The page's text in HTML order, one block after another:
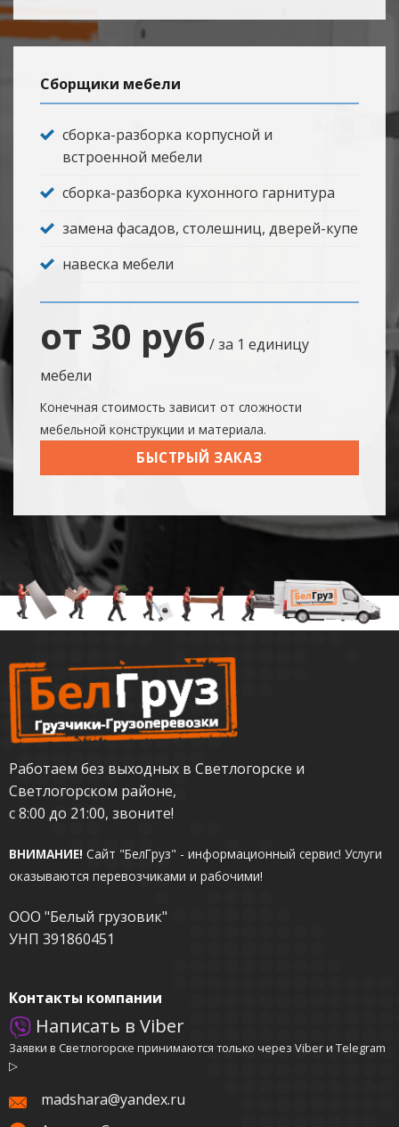
Сборщики мебели
сборка-разборка корпусной и
встроенной мебели
сборка-разборка кухонного гарнитура
замена фасадов, столешниц, дверей-купе
навеска мебели
от 30 руб / за 1 единицу
мебели
Конечная стоимость зависит от сложности
мебельной конструкции и материала.
БЫСТРЫЙ ЗАКАЗ
Работаем без выходных в Светлогорске и
Светлогорском районе,
с 8:00 до 21:00, звоните!
ВНИМАНИЕ! Сайт "БелГруз" - информационный сервис! Услуги
оказываются перевозчиками и рабочими!
ООО "Белый грузовик"
УНП 391860451
Контакты компании
Написать в Viber
Заявки в Светлогорске принимаются только через Viber и Telegram
▷
madshara@yandex.ru